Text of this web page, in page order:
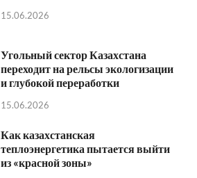
15.06.2026
Угольный сектор Казахстана
переходит на рельсы экологизации
и глубокой переработки
15.06.2026
Как казахстанская
теплоэнергетика пытается выйти
из «красной зоны»